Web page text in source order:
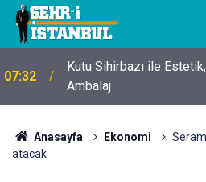
07:32
Kutu Sihirbazı ile
Ambalaj
Anasayfa Ekonomi
atacak